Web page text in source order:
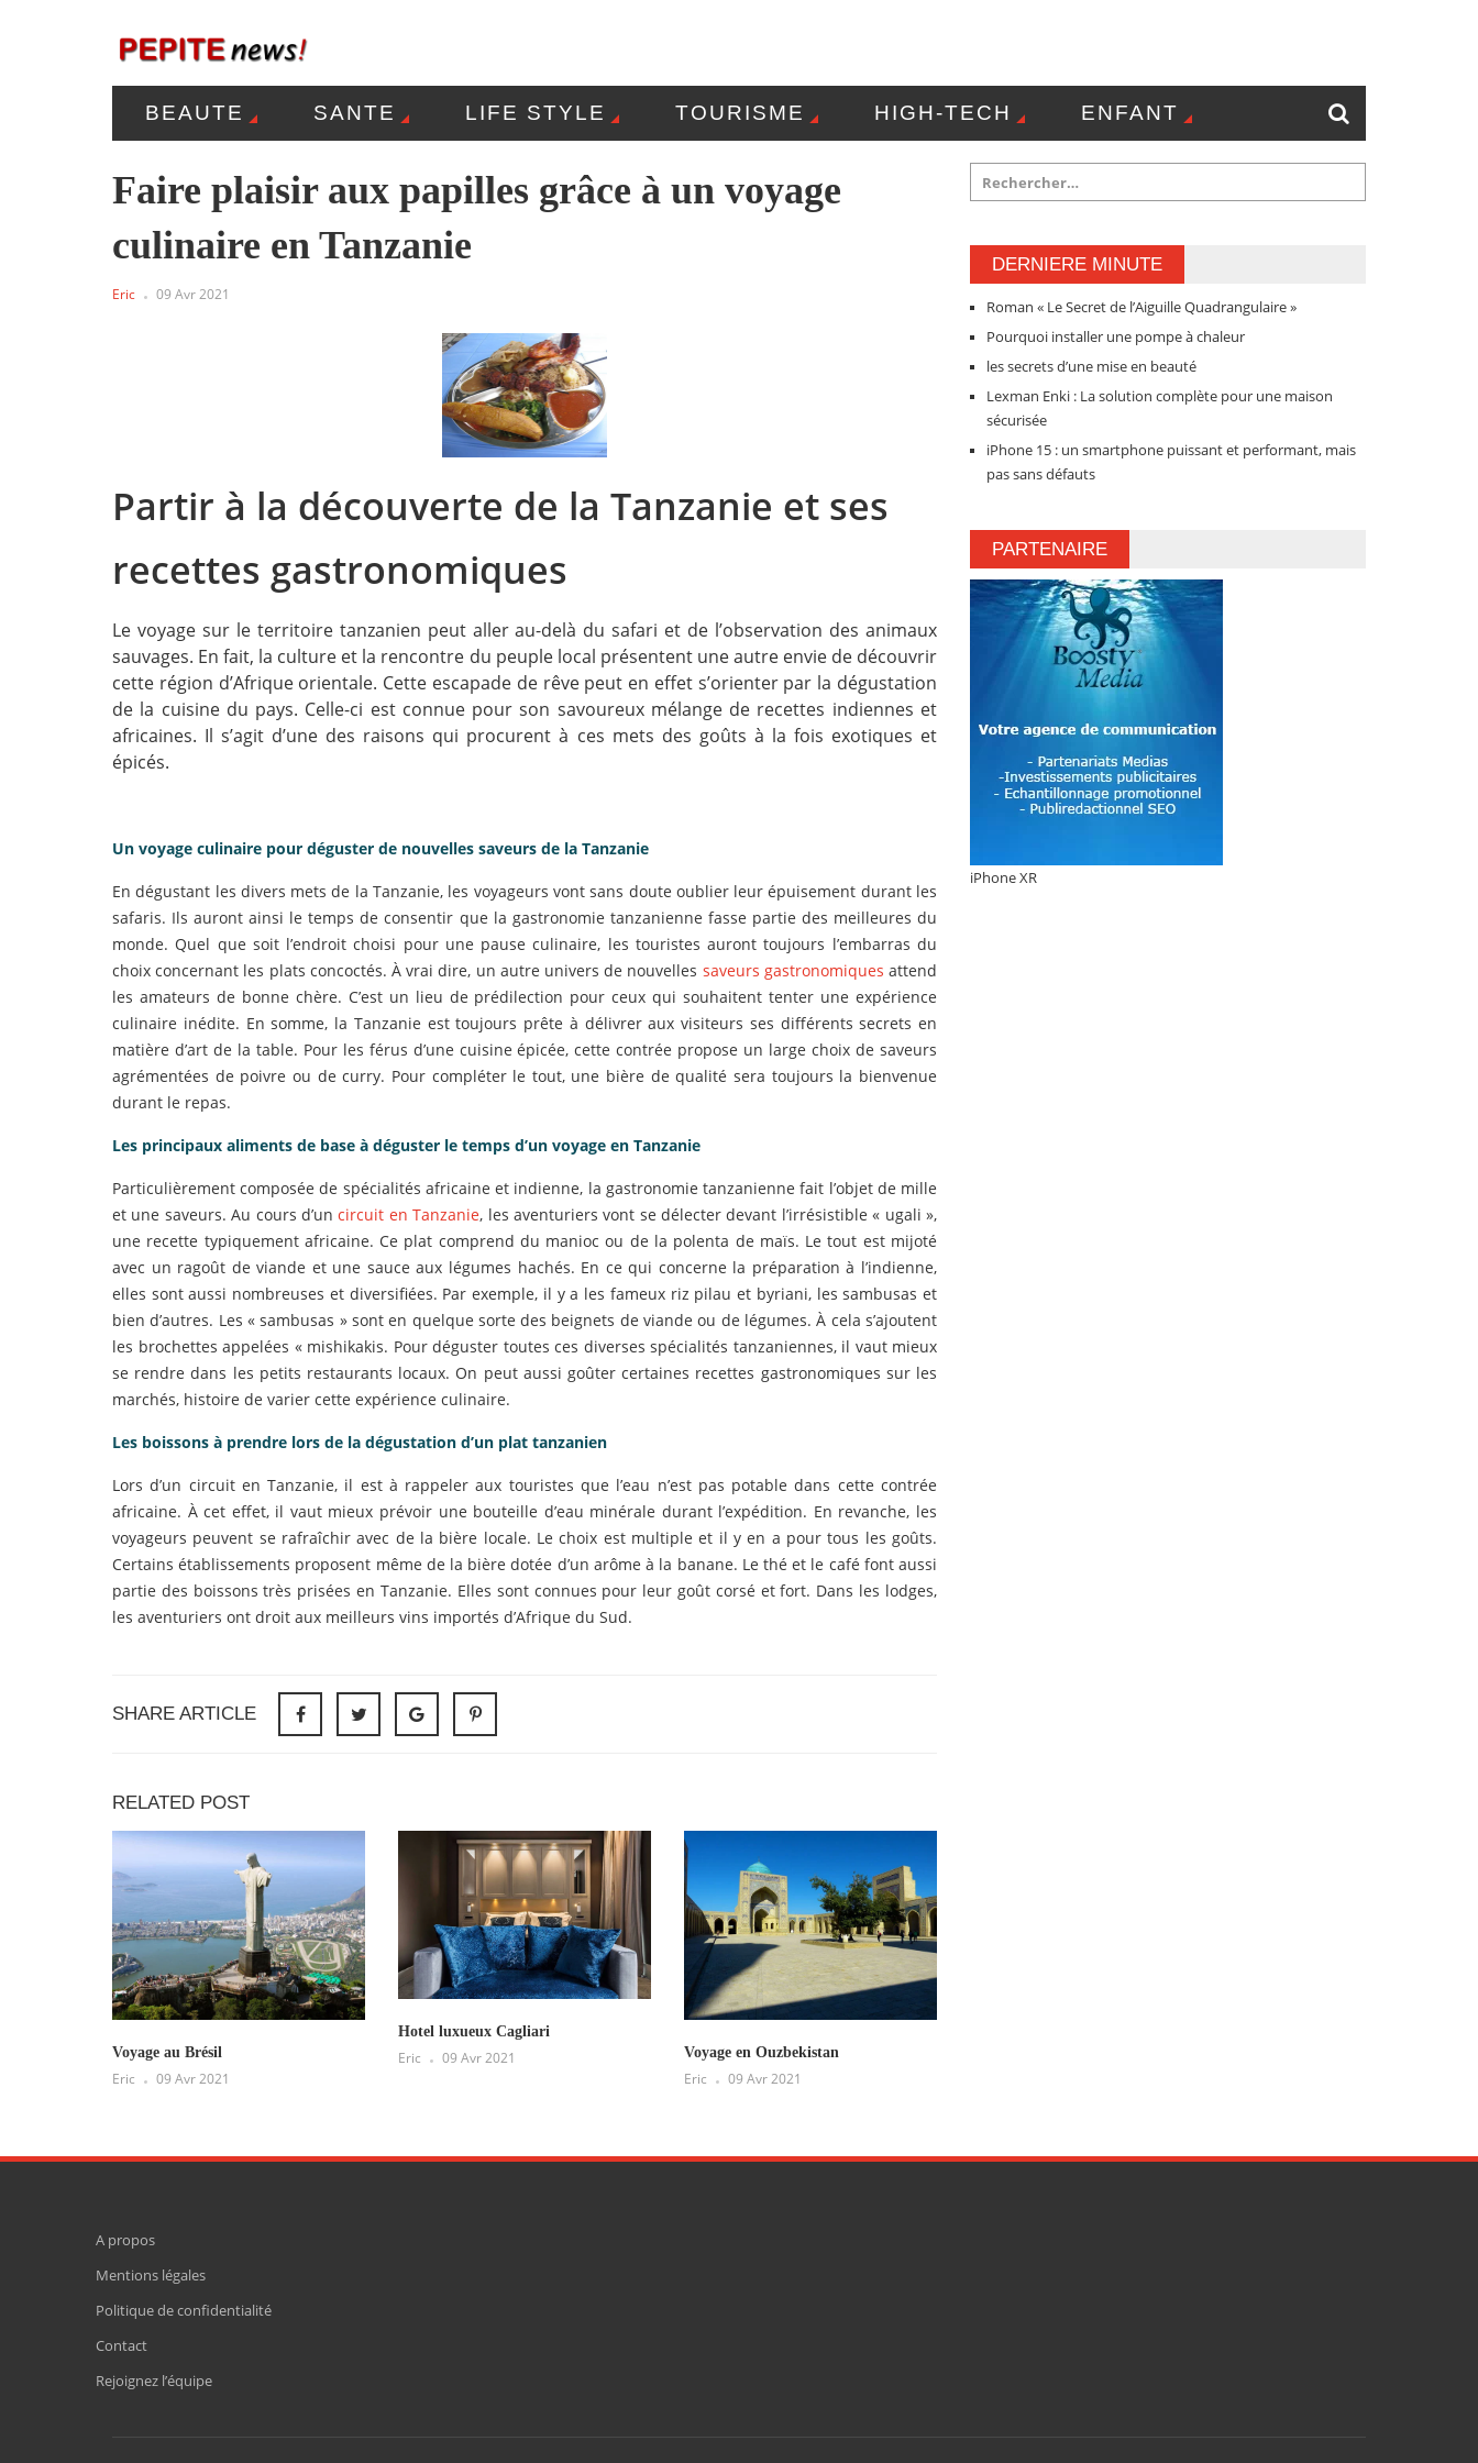
BEAUTE SANTE LIFE STYLE TOURISME HIGH-TECH ENFANT
MENTIONS LÉGALES POLITIQUE DE CONFIDENTIALITÉ CONTACT
Faire plaisir aux papilles grâce à un voyage
culinaire en Tanzanie
Eric 09 Avr 2021
Partir à la découverte de la Tanzanie et ses
recettes gastronomiques
Le voyage sur le territoire tanzanien peut aller au-delà du safari et de l’observation des animaux
sauvages. En fait, la culture et la rencontre du peuple local présentent une autre envie de découvrir
cette région d’Afrique orientale. Cette escapade de rêve peut en effet s’orienter par la dégustation
de la cuisine du pays. Celle-ci est connue pour son savoureux mélange de recettes indiennes et
africaines. Il s’agit d’une des raisons qui procurent à ces mets des goûts à la fois exotiques et
épicés.
Un voyage culinaire pour déguster de nouvelles saveurs de la Tanzanie
En dégustant les divers mets de la Tanzanie, les voyageurs vont sans doute oublier leur épuisement durant les
safaris. Ils auront ainsi le temps de consentir que la gastronomie tanzanienne fasse partie des meilleures du
monde. Quel que soit l’endroit choisi pour une pause culinaire, les touristes auront toujours l’embarras du
choix concernant les plats concoctés. À vrai dire, un autre univers de nouvelles saveurs gastronomiques attend
les amateurs de bonne chère. C’est un lieu de prédilection pour ceux qui souhaitent tenter une expérience
culinaire inédite. En somme, la Tanzanie est toujours prête à délivrer aux visiteurs ses différents secrets en
matière d’art de la table. Pour les férus d’une cuisine épicée, cette contrée propose un large choix de saveurs
agrémentées de poivre ou de curry. Pour compléter le tout, une bière de qualité sera toujours la bienvenue
durant le repas.
Les principaux aliments de base à déguster le temps d’un voyage en Tanzanie
Particulièrement composée de spécialités africaine et indienne, la gastronomie tanzanienne fait l’objet de mille
et une saveurs. Au cours d’uncircuit en Tanzanie, les aventuriers vont se délecter devant l’irrésistible « ugali »,
une recette typiquement africaine. Ce plat comprend du manioc ou de la polenta de maïs. Le tout est mijoté
avec un ragoût de viande et une sauce aux légumes hachés. En ce qui concerne la préparation à l’indienne,
elles sont aussi nombreuses et diversifiées. Par exemple, il y a les fameux riz pilau et byriani, les sambusas et
bien d’autres. Les « sambusas » sont en quelque sorte des beignets de viande ou de légumes. À cela s’ajoutent
les brochettes appelées « mishikakis. Pour déguster toutes ces diverses spécialités tanzaniennes, il vaut mieux
se rendre dans les petits restaurants locaux. On peut aussi goûter certaines recettes gastronomiques sur les
marchés, histoire de varier cette expérience culinaire.
Les boissons à prendre lors de la dégustation d’un plat tanzanien
Lors d’un circuit en Tanzanie, il est à rappeler aux touristes que l’eau n’est pas potable dans cette contrée
africaine. À cet effet, il vaut mieux prévoir une bouteille d’eau minérale durant l’expédition. En revanche, les
voyageurs peuvent se rafraîchir avec de la bière locale. Le choix est multiple et il y en a pour tous les goûts.
Certains établissements proposent même de la bière dotée d’un arôme à la banane. Le thé et le café font aussi
partie des boissons très prisées en Tanzanie. Elles sont connues pour leur goût corsé et fort. Dans les lodges,
les aventuriers ont droit aux meilleurs vins importés d’Afrique du Sud.
SHARE ARTICLE
RELATED POST
Voyage au Brésil
Eric 09 Avr 2021
Hotel luxueux Cagliari
Eric 09 Avr 2021 Voyage en Ouzbekistan
Eric 09 Avr 2021
DERNIERE MINUTE
Roman « Le Secret de l’Aiguille Quadrangulaire »
Pourquoi installer une pompe à chaleur
les secrets d’une mise en beauté
Lexman Enki : La solution complète pour une maison
sécurisée
iPhone 15 : un smartphone puissant et performant, mais
pas sans défauts
PARTENAIRE
iPhone XR
A propos
Mentions légales
Politique de confidentialité
Contact
Rejoignez l’équipe